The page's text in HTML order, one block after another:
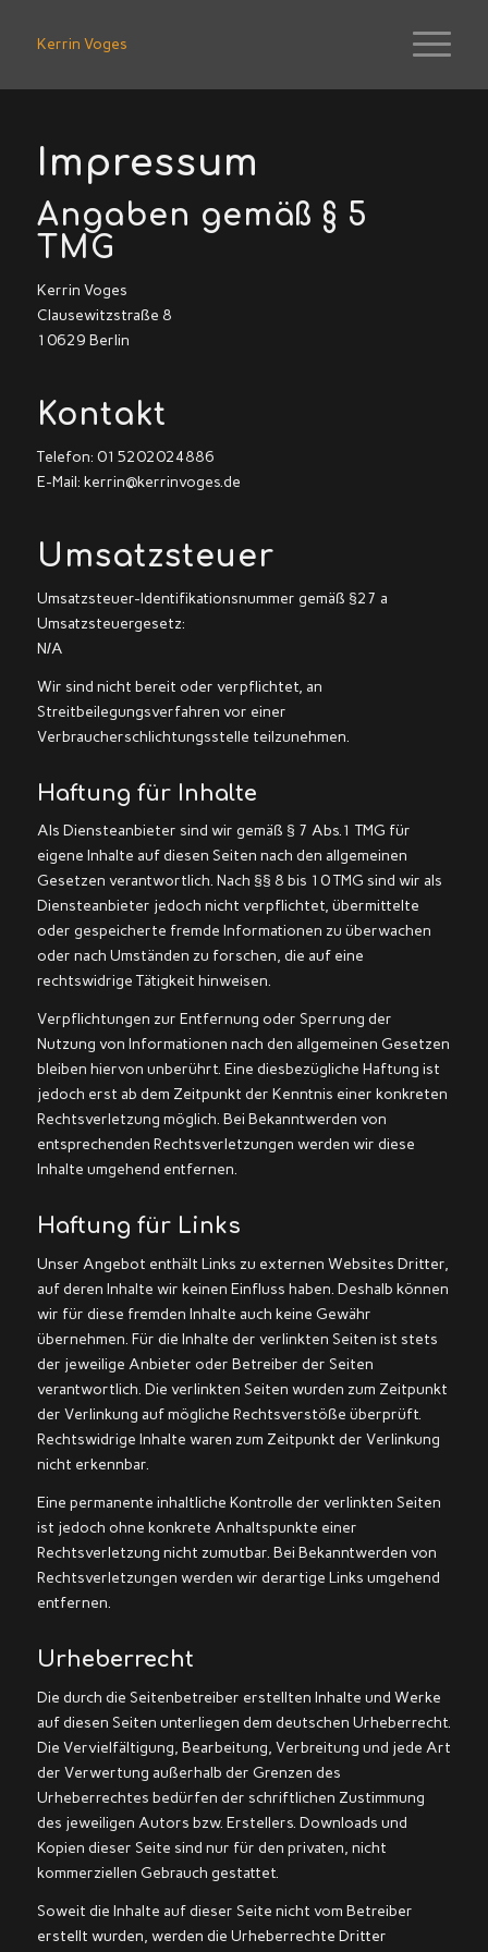
Kerrin Voges
Impressum
Angaben gemäß § 5
TMG
Kerrin Voges
Clausewitzstraße 8
10629 Berlin
Kontakt
Telefon: 015202024886
E-Mail: kerrin@kerrinvoges.de
Umsatzsteuer
Umsatzsteuer-Identifikationsnummer gemäß §27 a
Umsatzsteuergesetz:
N/A
Wir sind nicht bereit oder verpflichtet, an
Streitbeilegungsverfahren vor einer
Verbraucherschlichtungsstelle teilzunehmen.
Haftung für Inhalte
Als Diensteanbieter sind wir gemäß § 7 Abs.1 TMG für
eigene Inhalte auf diesen Seiten nach den allgemeinen
Gesetzen verantwortlich. Nach §§ 8 bis 10 TMG sind wir als
Diensteanbieter jedoch nicht verpflichtet, übermittelte
oder gespeicherte fremde Informationen zu überwachen
oder nach Umständen zu forschen, die auf eine
rechtswidrige Tätigkeit hinweisen.
Verpflichtungen zur Entfernung oder Sperrung der
Nutzung von Informationen nach den allgemeinen Gesetzen
bleiben hiervon unberührt. Eine diesbezügliche Haftung ist
jedoch erst ab dem Zeitpunkt der Kenntnis einer konkreten
Rechtsverletzung möglich. Bei Bekanntwerden von
entsprechenden Rechtsverletzungen werden wir diese
Inhalte umgehend entfernen.
Haftung für Links
Unser Angebot enthält Links zu externen Websites Dritter,
auf deren Inhalte wir keinen Einfluss haben. Deshalb können
wir für diese fremden Inhalte auch keine Gewähr
übernehmen. Für die Inhalte der verlinkten Seiten ist stets
der jeweilige Anbieter oder Betreiber der Seiten
verantwortlich. Die verlinkten Seiten wurden zum Zeitpunkt
der Verlinkung auf mögliche Rechtsverstöße überprüft.
Rechtswidrige Inhalte waren zum Zeitpunkt der Verlinkung
nicht erkennbar.
Eine permanente inhaltliche Kontrolle der verlinkten Seiten
ist jedoch ohne konkrete Anhaltspunkte einer
Rechtsverletzung nicht zumutbar. Bei Bekanntwerden von
Rechtsverletzungen werden wir derartige Links umgehend
entfernen.
Urheberrecht
Die durch die Seitenbetreiber erstellten Inhalte und Werke
auf diesen Seiten unterliegen dem deutschen Urheberrecht.
Die Vervielfältigung, Bearbeitung, Verbreitung und jede Art
der Verwertung außerhalb der Grenzen des
Urheberrechtes bedürfen der schriftlichen Zustimmung
des jeweiligen Autors bzw. Erstellers. Downloads und
Kopien dieser Seite sind nur für den privaten, nicht
kommerziellen Gebrauch gestattet.
Soweit die Inhalte auf dieser Seite nicht vom Betreiber
erstellt wurden, werden die Urheberrechte Dritter